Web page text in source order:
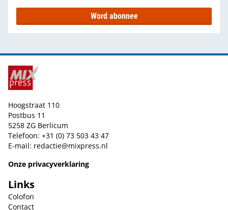
Word abonnee
Hoogstraat 110
Postbus 11
5258 ZG Berlicum
Telefoon: +31 (0) 73 503 43 47
E-mail: redactie@mixpress.nl
Onze privacyverklaring
Links
Colofon
Contact